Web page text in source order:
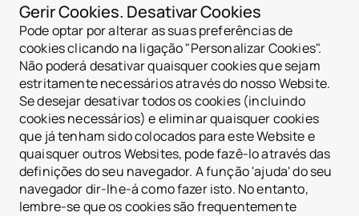
Gerir Cookies. Desativar Cookies
Pode optar por alterar as suas preferências de
cookies clicando na ligação "Personalizar Cookies".
Não poderá desativar quaisquer cookies que sejam
estritamente necessários através do nosso Website.
Se desejar desativar todos os cookies (incluindo
cookies necessários) e eliminar quaisquer cookies
que já tenham sido colocados para este Website e
quaisquer outros Websites, pode fazê-lo através das
definições do seu navegador. A função 'ajuda' do seu
navegador dir-lhe-á como fazer isto. No entanto,
lembre-se que os cookies são frequentemente